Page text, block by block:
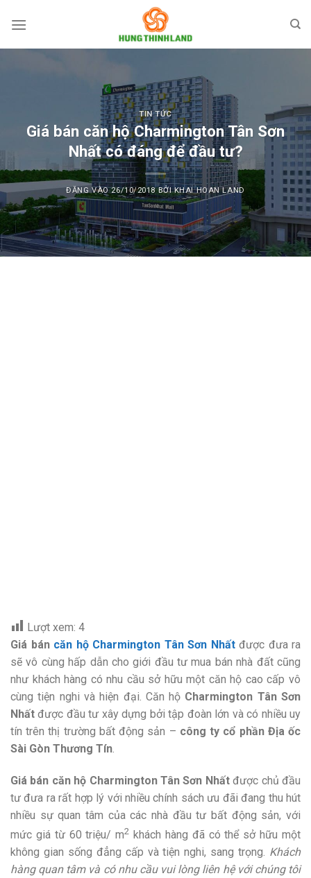
qua
TIN TỨC
Giá bán căn hộ Charmington Tân Sơn
Nhất có đáng để đầu tư?
ĐĂNG VÀO26/10/2018 BỞIKHAI HOAN LAND
Lượt xem: 4
Giá bán căn hộ Charmington Tân Sơn Nhất được đưa ra
sẽ vô cùng hấp dẫn cho giới đầu tư mua bán nhà đất cũng
như khách hàng có nhu cầu sở hữu một căn hộ cao cấp vô
cùng tiện nghi và hiện đại. Căn hộ Charmington Tân Sơn
Nhấtđược đầu tư xây dựng bởi tập đoàn lớn và có nhiều uy
tín trên thị trường bất động sản – công ty cổ phần Địa ốc
Sài Gòn Thương Tín.
Giá bán căn hộ Charmington Tân Sơn Nhấtđược chủ đầu
tư đưa ra rất hợp lý với nhiều chính sách ưu đãi đang thu hút
nhiều sự quan tâm của các nhà đầu tư bất động sản, với
mức giá từ 60 triệu/ m2 khách hàng đã có thể sở hữu một
không gian sống đẳng cấp và tiện nghi, sang trọng. Khách
hàng quan tâm và có nhu cầu vui lòng liên hệ với chúng tôi